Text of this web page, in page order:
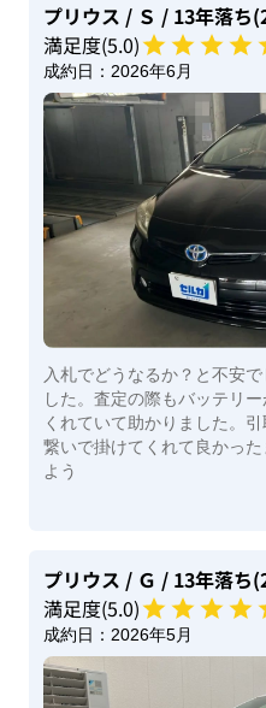
プリウス / Ｓ / 13年落ち
満足度(5.0)
成約日： 2026年6月
入札でどうなるか？と不安
した。査定の際もバッテリ
くれていて助かりました。
繋いで掛けてくれて良かっ
よう
プリウス / Ｇ / 13年落ち
満足度(5.0)
成約日： 2026年5月